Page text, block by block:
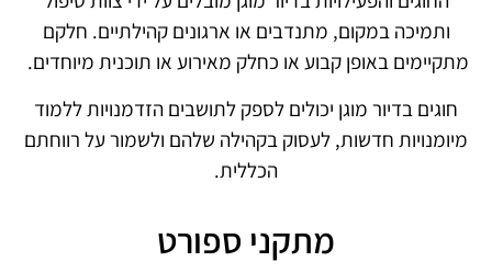
ותמיכה במקום, מתנדבים או ארגונים קהילתיים. חלקם
מתקיימים באופן קבוע או כחלק מאירוע או תוכנית מיוחדים.
חוגים בדיור מוגן יכולים לספק לתושבים הזדמנויות ללמוד
מיומנויות חדשות, לעסוק בקהילה שלהם ולשמור על רווחתם
הכללית.
מתקני ספורט